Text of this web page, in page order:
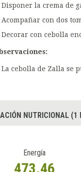
Disponer la crema de
Acompañar con dos
Decorar con cebolla
La cebolla de Zalla se
NUTRICIONAL (1
Energía
473.46